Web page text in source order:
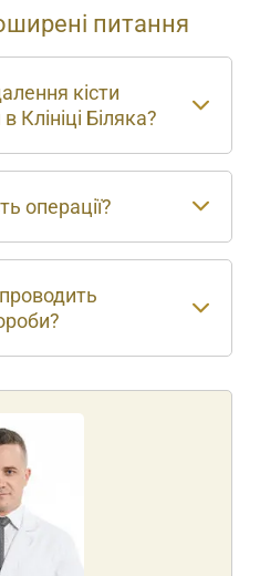
питання
кісти
Клініці Біляка?
операції?
проводить